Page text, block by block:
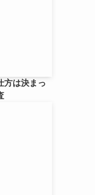
方は決まっ